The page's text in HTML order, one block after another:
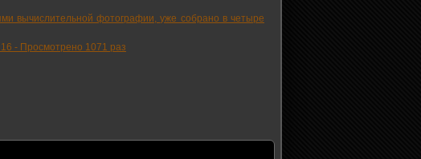
вычислительной фотографии, уже собрано в четыре
- Просмотрено 1071 раз